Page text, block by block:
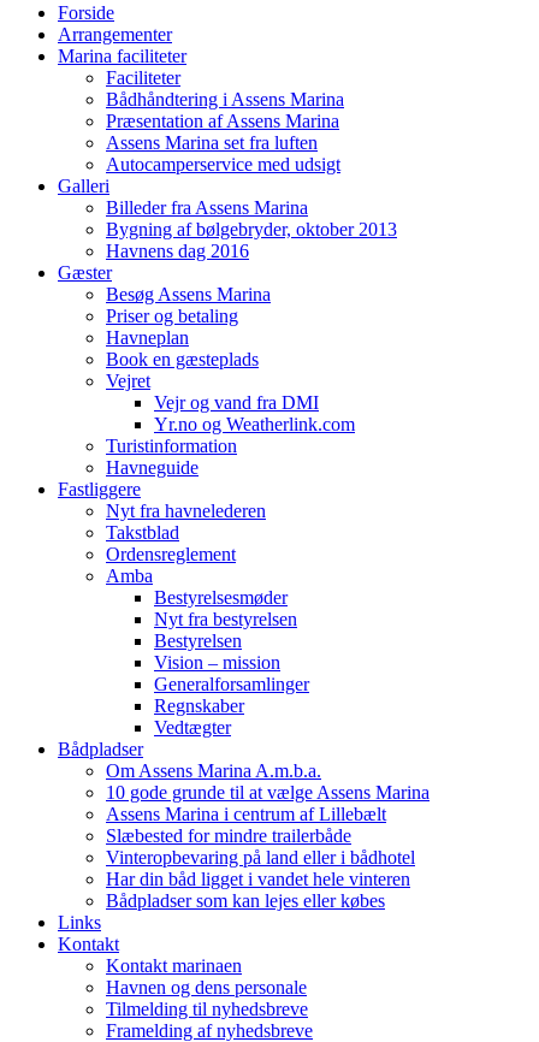
Forside
Arrangementer
Marina faciliteter
Faciliteter
Bådhåndtering i Assens Marina
Præsentation af Assens Marina
Assens Marina set fra luften
Autocamperservice med udsigt
Galleri
Billeder fra Assens Marina
Bygning af bølgebryder, oktober 2013
Havnens dag 2016
Gæster
Besøg Assens Marina
Priser og betaling
Havneplan
Book en gæsteplads
Vejret
Vejr og vand fra DMI
Yr.no og Weatherlink.com
Turistinformation
Havneguide
Fastliggere
Nyt fra havnelederen
Takstblad
Ordensreglement
Amba
Bestyrelsesmøder
Nyt fra bestyrelsen
Bestyrelsen
Vision – mission
Generalforsamlinger
Regnskaber
Vedtægter
Bådpladser
Om Assens Marina A.m.b.a.
10 gode grunde til at vælge Assens Marina
Assens Marina i centrum af Lillebælt
Slæbested for mindre trailerbåde
Vinteropbevaring på land eller i bådhotel
Har din båd ligget i vandet hele vinteren
Bådpladser som kan lejes eller købes
Links
Kontakt
Kontakt marinaen
Havnen og dens personale
Tilmelding til nyhedsbreve
Framelding af nyhedsbreve